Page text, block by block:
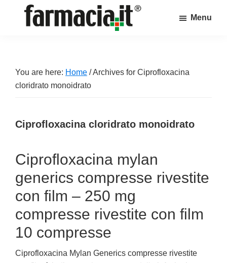
sul
mondo
online
Menu
You are here: Home /Archives for Ciprofloxacina
cloridrato monoidrato
Ciprofloxacina cloridrato monoidrato
Ciprofloxacina mylan
generics compresse rivestite
con film – 250 mg
compresse rivestite con film
10 compresse
Ciprofloxacina Mylan Generics compresse rivestite